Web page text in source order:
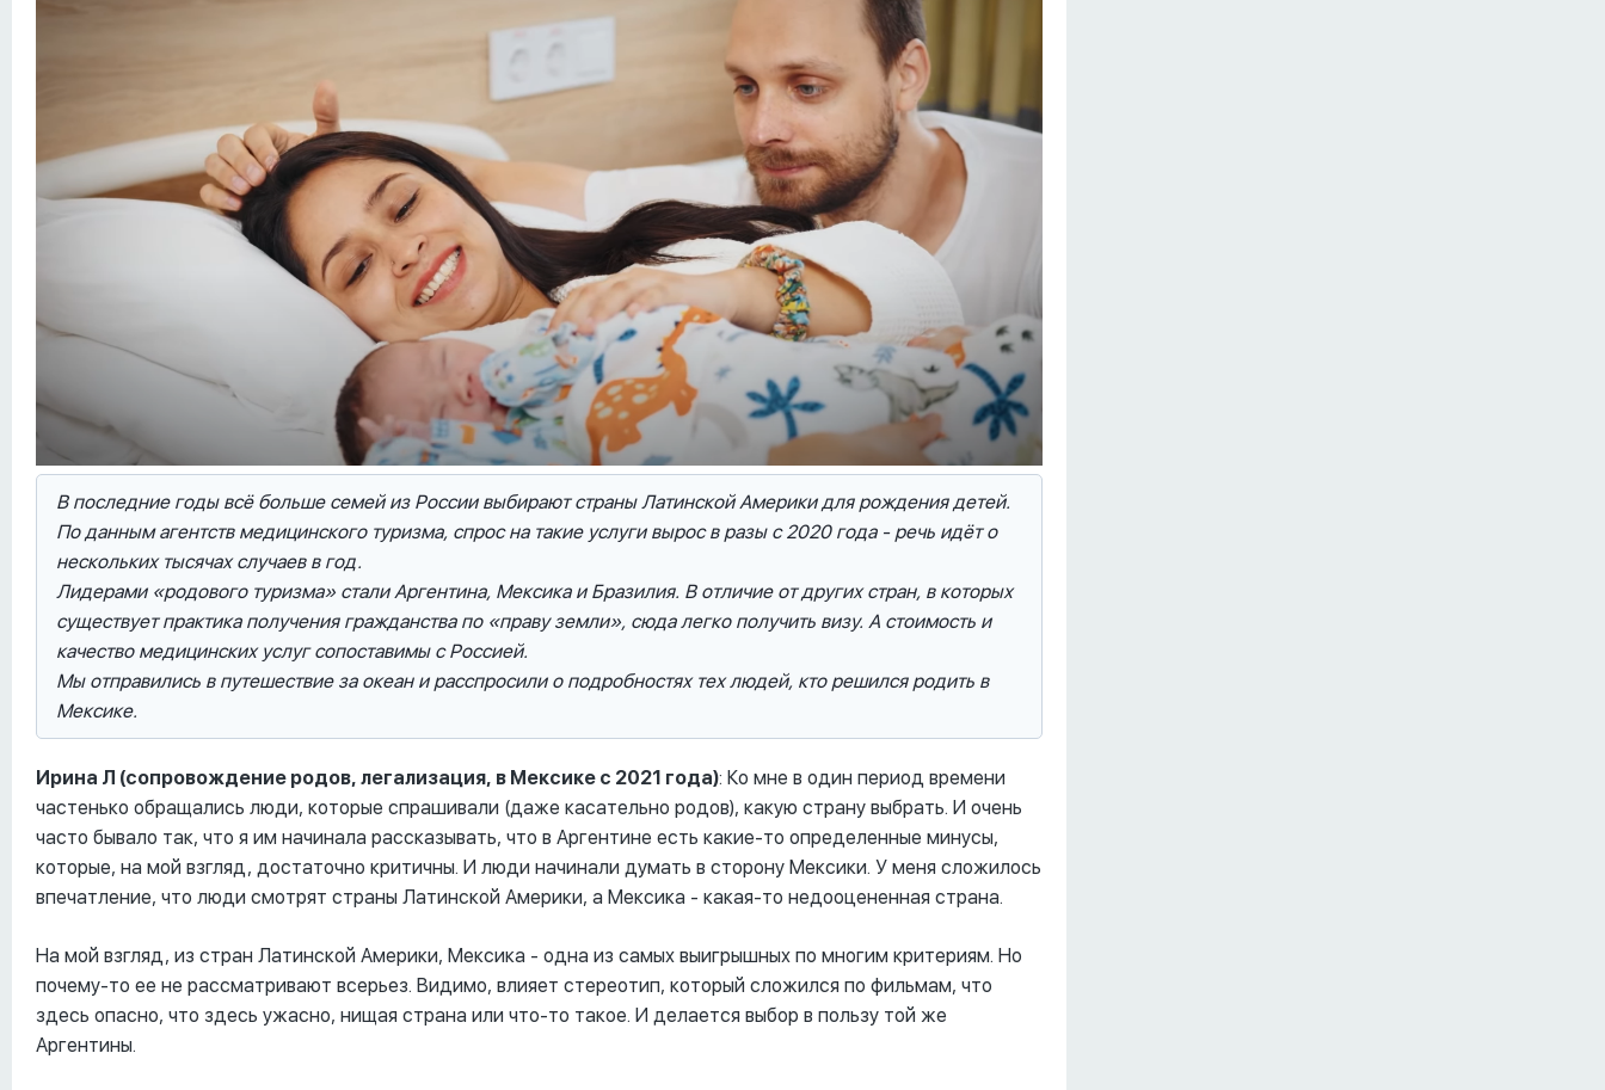
В последние годы всё больше семей из России выбирают страны Латинской Америки для рождения детей.
По данным агентств медицинского туризма, спрос на такие услуги вырос в разы с 2020 года - речь идёт о
нескольких тысячах случаев в год.
Лидерами «родового туризма» стали Аргентина, Мексика и Бразилия. В отличие от других стран, в которых
существует практика получения гражданства по «праву земли», сюда легко получить визу. А стоимость и
качество медицинских услуг сопоставимы с Россией.
Мы отправились в путешествие за океан и расспросили о подробностях тех людей, кто решился родить в
Мексике.
Ирина Л (сопровождение родов, легализация, в Мексике с 2021 года): Ко мне в один период времени
частенько обращались люди, которые спрашивали (даже касательно родов), какую страну выбрать. И очень
часто бывало так, что я им начинала рассказывать, что в Аргентине есть какие-то определенные минусы,
которые, на мой взгляд, достаточно критичны. И люди начинали думать в сторону Мексики. У меня сложилось
впечатление, что люди смотрят страны Латинской Америки, а Мексика - какая-то недооцененная страна.
На мой взгляд, из стран Латинской Америки, Мексика - одна из самых выигрышных по многим критериям. Но
почему-то ее не рассматривают всерьез. Видимо, влияет стереотип, который сложился по фильмам, что
здесь опасно, что здесь ужасно, нищая страна или что-то такое. И делается выбор в пользу той же
Аргентины.